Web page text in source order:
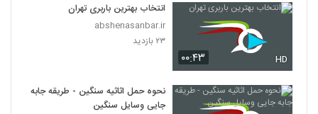
۰۰:۴۳ HD
انتخاب بهترین باربری تهران
abshenasanbar.ir
۲۳ بازدید
نحوه حمل اثاثیه سنگین - طریقه جابه
جایی وسایل سنگین